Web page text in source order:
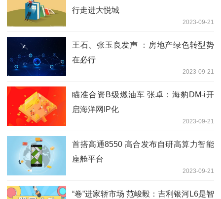
行走进大悦城
2023-09-21
王石、张玉良发声 ：房地产绿色转型势
在必行
2023-09-21
瞄准合资B级燃油车 张卓：海豹DM-i开
启海洋网IP化
2023-09-21
首搭高通8550 高合发布自研高算力智能
座舱平台
2023-09-21
“卷”进家轿市场 范峻毅：吉利银河L6是智